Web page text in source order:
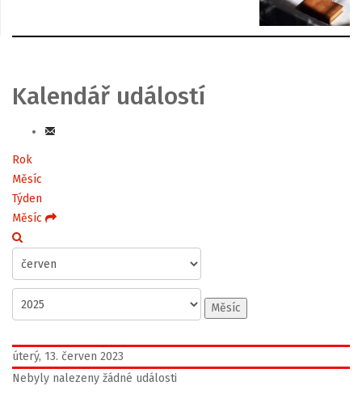
Kalendář událostí
Rok
Měsíc
Týden
Měsíc
Měsíc
úterý, 13. červen 2023
Nebyly nalezeny žádné události